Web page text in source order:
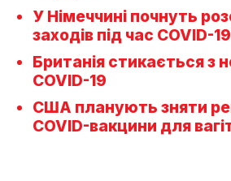
У Німеччині почнуть
заходів під час COVID-19
Британія стикається
COVID-19
США планують зняти
COVID-вакцини для